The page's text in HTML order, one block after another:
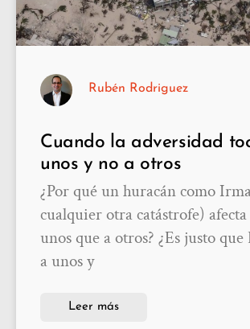
Cuando la adversidad
unos y no a otros
¿Por qué un huracán como
cualquier otra catástrofe) afecta
unos que a otros? ¿Es justo
a unos y
Leer más
Rubén Rodriguez